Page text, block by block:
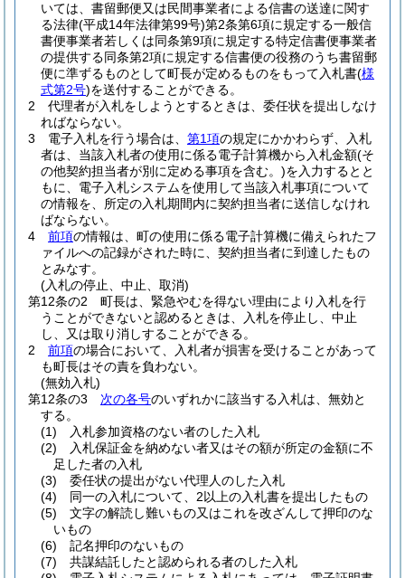
いては、書留郵便又は民間事業者による信書の送達に関す
る法律(平成14年法律第99号)第2条第6項に規定する一般信
書便事業者若しくは同条第9項に規定する特定信書便事業者
の提供する同条第2項に規定する信書便の役務のうち書留郵
便に準ずるものとして町長が定めるものをもって入札書(様
式第2号)を送付することができる。
2
代理者が入札をしようとするときは、委任状を提出しなけ
ればならない。
3
電子入札を行う場合は、 第1項の規定にかかわらず、入札
者は、当該入札者の使用に係る電子計算機から入札金額(そ
の他契約担当者が別に定める事項を含む。)を入力するとと
もに、電子入札システムを使用して当該入札事項について
の情報を、所定の入札期間内に契約担当者に送信しなけれ
ばならない。
4
前項の情報は、町の使用に係る電子計算機に備えられたフ
ァイルへの記録がされた時に、契約担当者に到達したもの
とみなす。
(入札の停止、中止、取消)
第12条の2
町長は、緊急やむを得ない理由により入札を行
うことができないと認めるときは、入札を停止し、中止
し、又は取り消しすることができる。
2
前項の場合において、入札者が損害を受けることがあって
も町長はその責を負わない。
(無効入札)
第12条の3
次の各号のいずれかに該当する入札は、無効と
する。
(1)
入札参加資格のない者のした入札
(2)
入札保証金を納めない者又はその額が所定の金額に不
足した者の入札
(3)
委任状の提出がない代理人のした入札
(4)
同一の入札について、2以上の入札書を提出したもの
(5)
文字の解読し難いもの又はこれを改ざんして押印のな
いもの
(6)
記名押印のないもの
(7)
共謀結託したと認められる者のした入札